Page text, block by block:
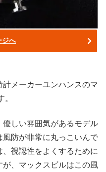
ジへ
メーカーユンハンスのマ
しい雰囲気があるモデル
防が非常に丸っこいんで
視認性をよくするために
、マックスビルはこの風